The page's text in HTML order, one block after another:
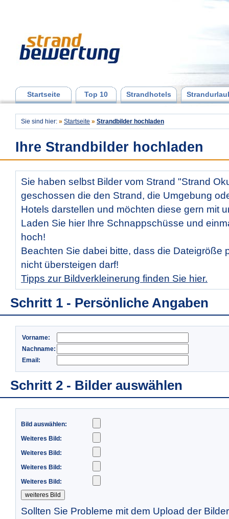
Startseite Top 10 Strandhotels
Sie sind hier: » Startseite » Strandbilder hochladen
Ihre Strandbilder hochladen
Sie haben selbst Bilder vom Strand "Strand
geschossen die den Strand, die Umgebung
Hotels darstellen und möchten diese gern mit
Laden Sie hier Ihre Schnappschüsse und
hoch!
Beachten Sie dabei bitte, dass die Dateigröße
nicht übersteigen darf!
Tipps zur Bildverkleinerung finden Sie hier.
Schritt 1 - Persönliche Angaben
Vorname:
Nachname:
Email:
Schritt 2 - Bilder auswählen
Bild auswählen:
Weiteres Bild:
Weiteres Bild:
Weiteres Bild:
Weiteres Bild:
Sollten Sie Probleme mit dem Upload der